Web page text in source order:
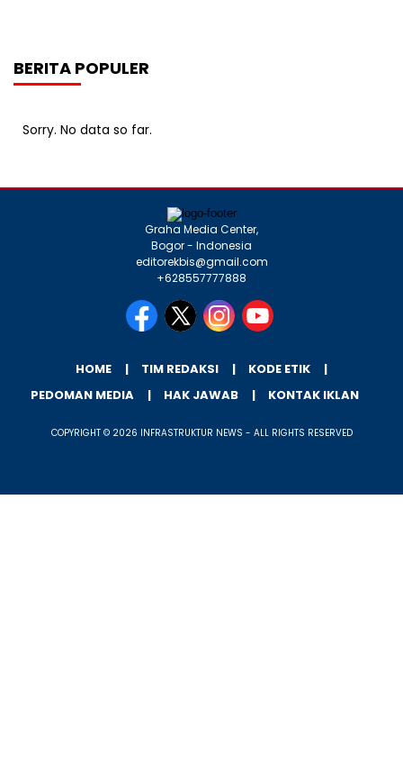
BERITA POPULER
Sorry. No data so far.
Graha Media Center,
Bogor - Indonesia
editorekbis@gmail.com
+628557777888
HOME TIM REDAKSI
KODE ETIK
PEDOMAN MEDIA
HAK JAWAB KONTAK IKLAN
COPYRIGHT © 2026 INFRASTRUKTUR NEWS - ALL RIGHTS RESERVED